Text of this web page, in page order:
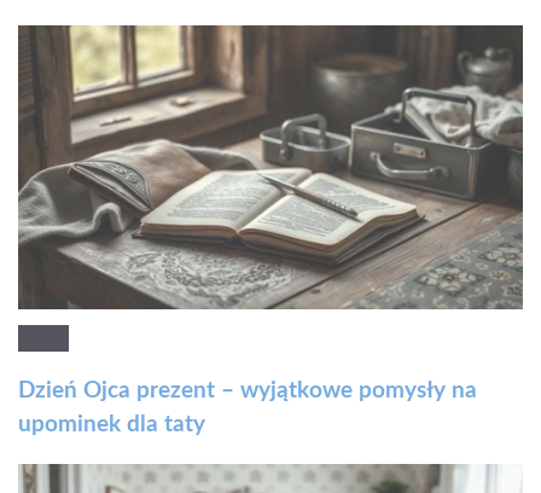
Dzień Ojca prezent – wyjątkowe pomysły na
upominek dla taty